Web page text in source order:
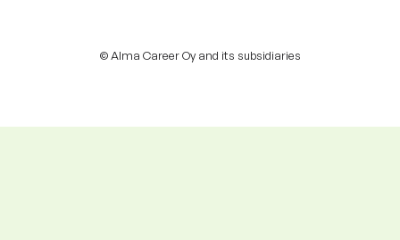
© Alma Career Oy and its subsidiaries